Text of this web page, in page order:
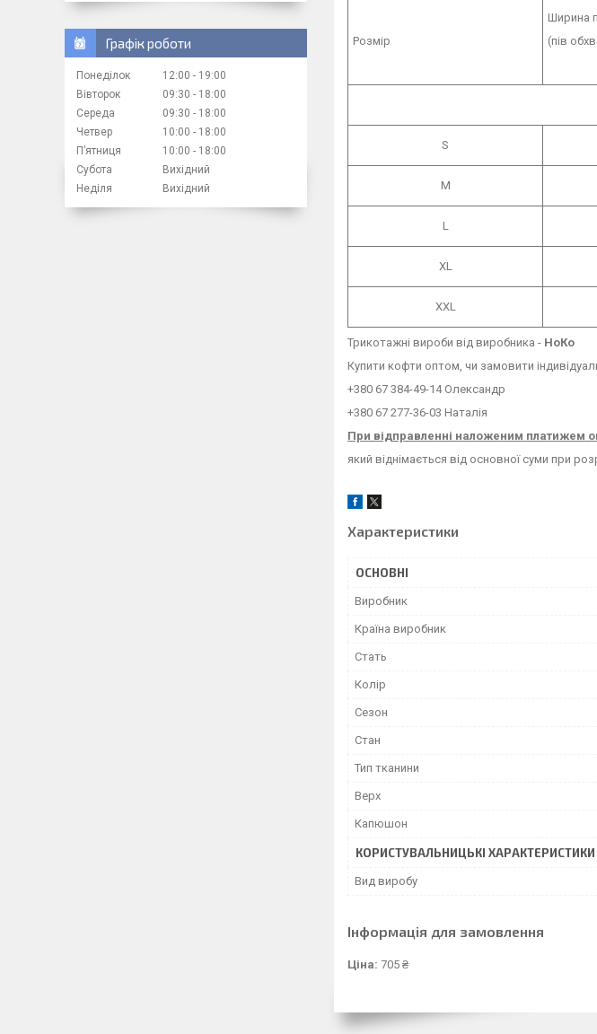
Розмір
Ширина
(пів
S
M
L
XL
XXL
Трикотажні вироби від виробника - НоКо
Купити кофти оптом, чи замовити
+380 67 384-49-14 Олександр
+380 67 277-36-03 Наталія
При відправленні наложеним платижем
який віднімається від основної суми при
Характеристики
ОСНОВНІ
Виробник
Країна виробник
Стать
Колір
Сезон
Стан
Тип тканини
Верх
Капюшон
КОРИСТУВАЛЬНИЦЬКІ ХАРАКТЕРИСТИКИ
Вид виробу
Інформація для замовлення
Ціна: 705 ₴
Графік роботи
Понеділок 12:00
19:00
Вівторок
09:30
18:00
Середа
09:30
18:00
Четвер
10:00
18:00
Пʼятниця
10:00
18:00
Субота
Вихідний
Неділя
Вихідний